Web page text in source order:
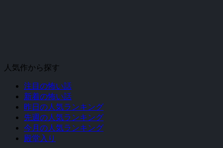
人気作から探す
注目の怖い話
新着の怖い話
昨日の人気ランキング
先週の人気ランキング
今月の人気ランキング
殿堂入り